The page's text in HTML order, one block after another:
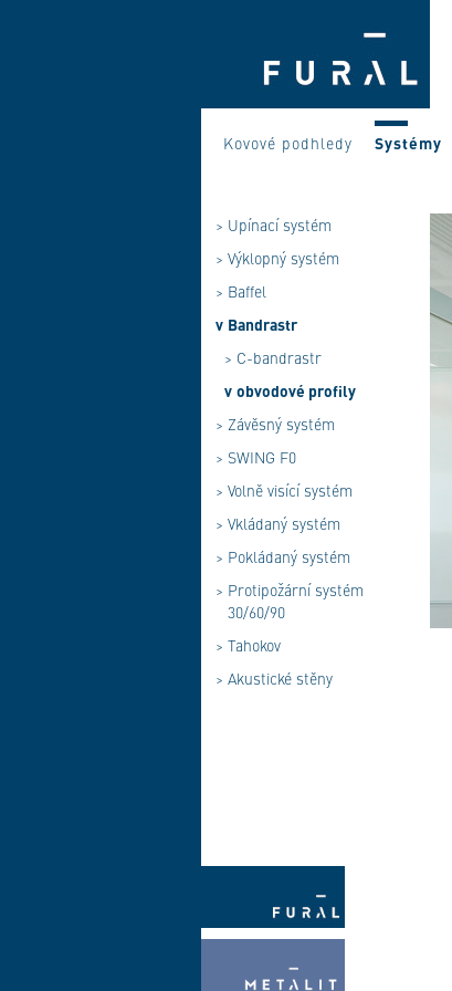
Kovové podhledy Systémy
> Upínací systém
> Výklopný systém
> Baffel
v Bandrastr
> C-bandrastr
v obvodové profily
> Závěsný systém
> SWING F0
> Volně visící systém
> Vkládaný systém
> Pokládaný systém
> Protipožární systém
30/60/90
> Tahokov
> Akustické stěny